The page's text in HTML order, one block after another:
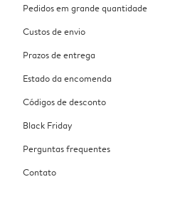
Pedidos em grande quantidade
Custos de envio
Prazos de entrega
Estado da encomenda
Códigos de desconto
Black Friday
Perguntas frequentes
Contato